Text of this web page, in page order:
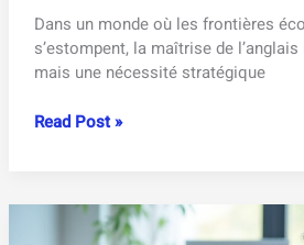
Dans un monde où les frontières
s’estompent, la maîtrise de l’anglais
mais une nécessité stratégique
Choisir
anglais
Read Post »